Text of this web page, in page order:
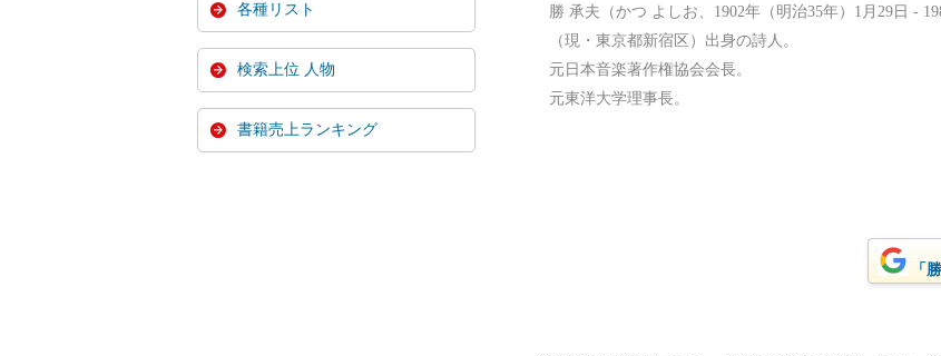
勝 承夫（かつ よしお、1902年（明治35年）1月29日 -
（現・東京都新宿区）出身の詩人。
元日本音楽著作権協会会長。
元東洋大学理事長。
「
各種リスト
検索上位 人物
書籍売上ランキング